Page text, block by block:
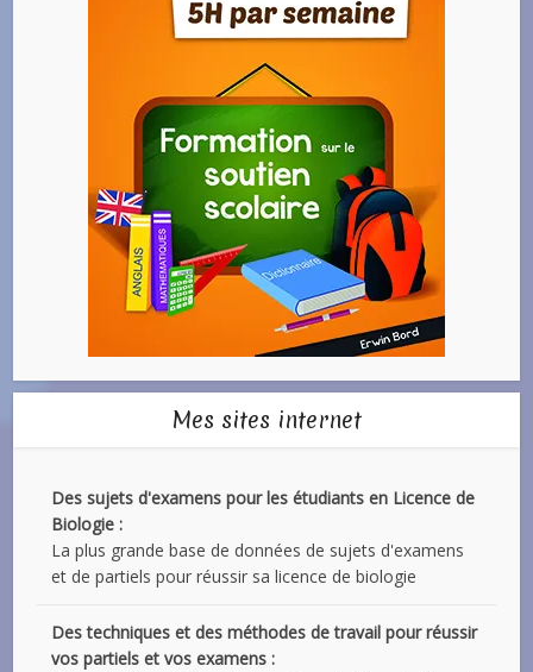
Mes sites internet
Des sujets d'examens pour les étudiants en Licence de
Biologie :
La plus grande base de données de sujets d'examens
et de partiels pour réussir sa licence de biologie
Des techniques et des méthodes de travail pour réussir
vos partiels et vos examens :